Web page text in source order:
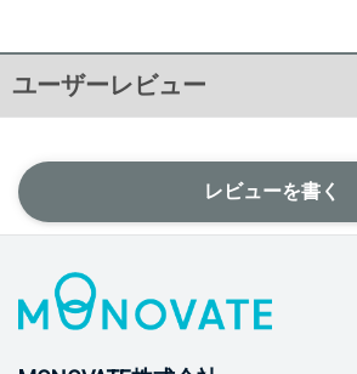
ユーザーレビュー
レビューを書く